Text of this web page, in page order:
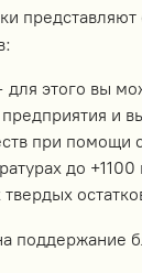
этого вы
и
при помощи
до
поддержание